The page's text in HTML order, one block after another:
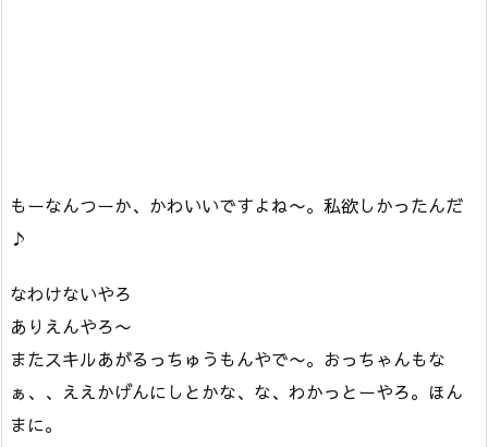
もーなんつーか、かわいいですよね〜。私欲しかったんだ
♪
なわけないやろ
ありえんやろ〜
またスキルあがるっちゅうもんやで〜。おっちゃんもな
ぁ、、ええかげんにしとかな、な、わかっとーやろ。ほん
まに。